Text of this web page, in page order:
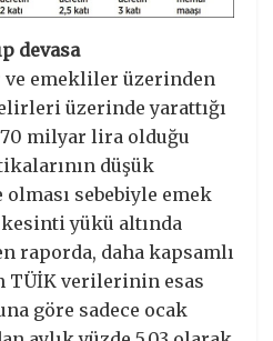
devasa
ve emekliler üzerinden
üzerinde yarattığı
milyar lira olduğu
düşük
sebebiyle emek
yükü altında
raporda, daha kapsamlı
TÜİK verilerinin esas
göre sadece ocak